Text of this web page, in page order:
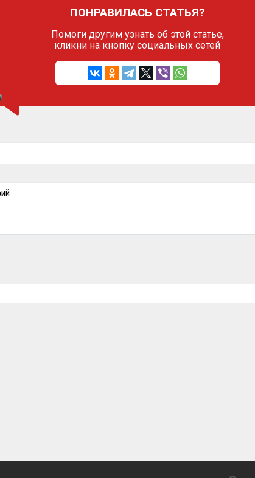
ПОНРАВИЛАСЬ СТАТЬЯ?
Помоги другим узнать об этой статье,
кликни на кнопку социальных сетей